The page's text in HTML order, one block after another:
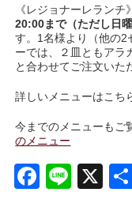
《レジョナーレランチ
20:00まで（ただし日
す。1名様より（他の2
ーでは、２皿ともアラ
と合わせてご注文いた
詳しいメニューはこち
今までのメニューもご
のメニュー
Line
X